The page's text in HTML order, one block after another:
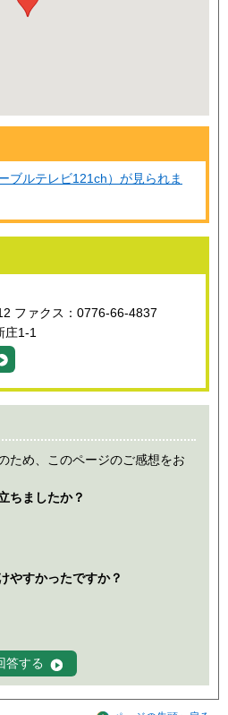
ブルテレビ121ch）が見られま
ファクス：0776-66-4837
庄1-1
ため、このページのご感想をお
ちましたか？
やすかったですか？